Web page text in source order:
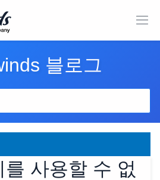
블로그
사용할 수 없